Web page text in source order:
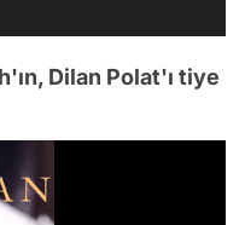
Dilan Polat'ı tiye